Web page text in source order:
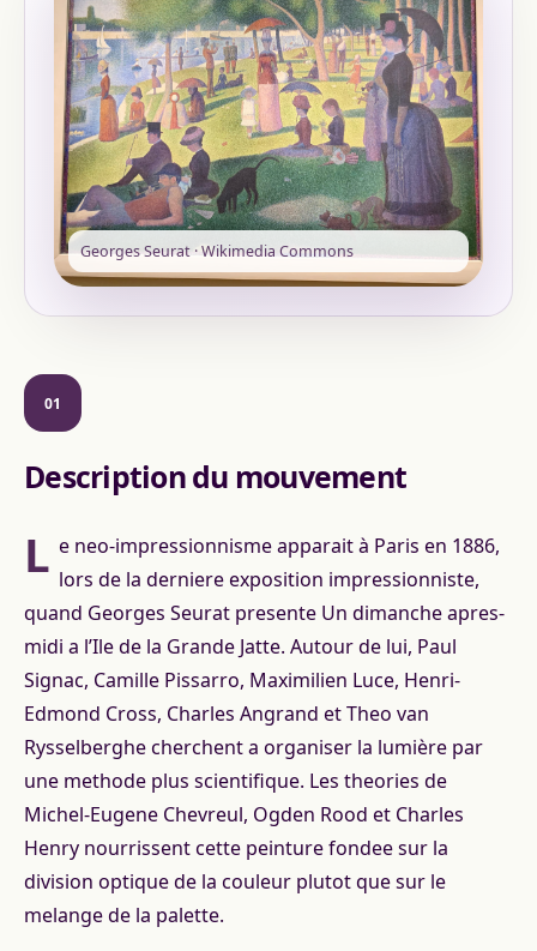
Georges Seurat · Wikimedia Commons
01
Description du mouvement
L e neo-impressionnisme apparait à Paris en 1886,
lors de la derniere exposition impressionniste,
quand Georges Seurat presente Un dimanche apres-
midi a l’Ile de la Grande Jatte. Autour de lui, Paul
Signac, Camille Pissarro, Maximilien Luce, Henri-
Edmond Cross, Charles Angrand et Theo van
Rysselberghe cherchent a organiser la lumière par
une methode plus scientifique. Les theories de
Michel-Eugene Chevreul, Ogden Rood et Charles
Henry nourrissent cette peinture fondee sur la
division optique de la couleur plutot que sur le
melange de la palette.